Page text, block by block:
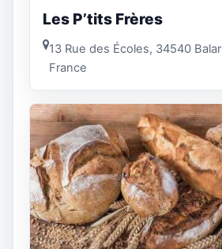
Les P’tits Frères
13 Rue des Écoles, 34540
France